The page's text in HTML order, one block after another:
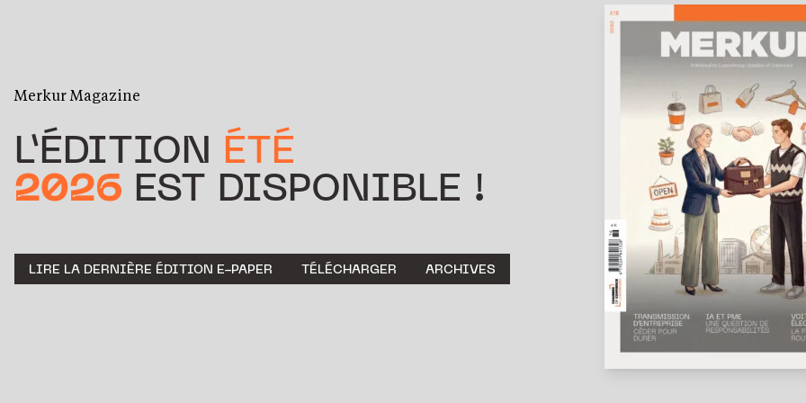
Merkur Magazine
L’ÉDITION ÉTÉ
2026 EST DISPONIBLE !
LIRE LA DERNIÈRE ÉDITION E-PAPER TÉLÉCHARGER ARCHIVES